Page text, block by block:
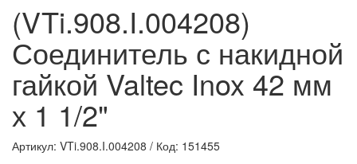
(VTi.908.I.004208)
Соединитель с накидной
гайкой Valtec Inox 42 мм
х 1 1/2"
Артикул: VTi.908.I.004208 / Код: 151455